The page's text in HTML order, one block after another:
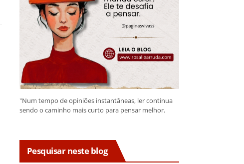
"Num tempo de opiniões instantâneas, ler continua
sendo o caminho mais curto para pensar melhor.
Pesquisar neste blog